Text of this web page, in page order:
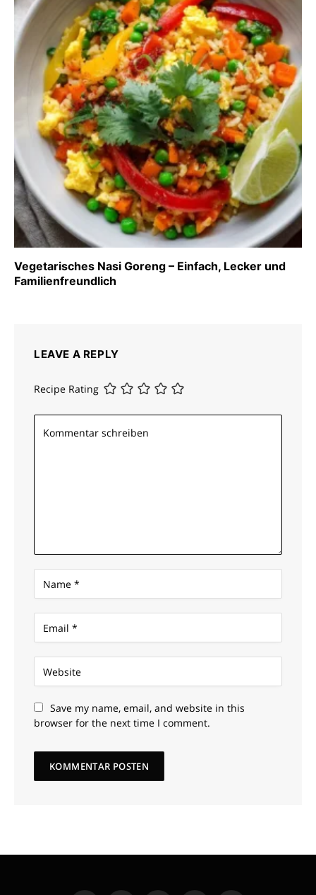
Vegetarisches Nasi Goreng – Einfach, Lecker und
Familienfreundlich
LEAVE A REPLY
Recipe Rating
Save my name, email, and website in this
browser for the next time I comment.